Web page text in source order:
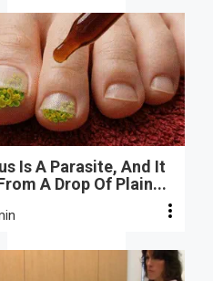
Is A Parasite, And It
A Drop Of Plain...